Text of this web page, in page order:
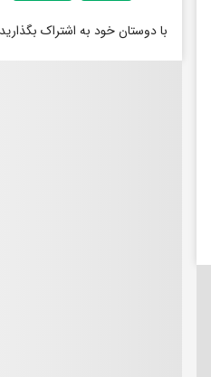
با دوستان خود به اشتراک